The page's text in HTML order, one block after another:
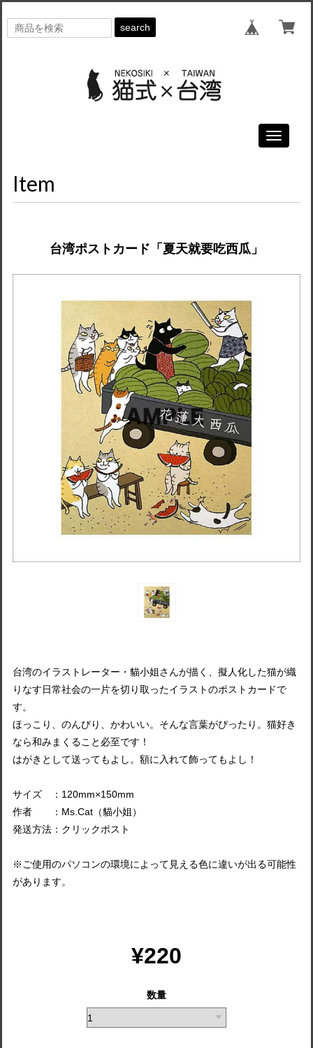
search
Toggle
Item
台湾ポストカード「夏天就要吃西瓜」
台湾のイラストレーター・貓小姐さんが描く、擬人化した猫が織
りなす日常社会の一片を切り取ったイラストのポストカードで
す。
ほっこり、のんびり、かわいい。そんな言葉がぴったり。猫好き
なら和みまくること必至です！
はがきとして送ってもよし。額に入れて飾ってもよし！
サイズ ：120mm×150mm
作者 ：Ms.Cat（貓小姐）
発送方法：クリックポスト
※ご使用のパソコンの環境によって見える色に違いが出る可能性
があります。
¥220
数量